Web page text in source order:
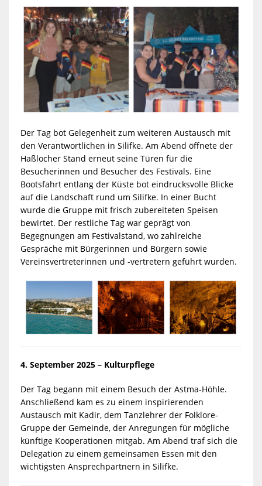
Der Tag bot Gelegenheit zum weiteren Austausch mit
den Verantwortlichen in Silifke. Am Abend öffnete der
Haßlocher Stand erneut seine Türen für die
Besucherinnen und Besucher des Festivals. Eine
Bootsfahrt entlang der Küste bot eindrucksvolle Blicke
auf die Landschaft rund um Silifke. In einer Bucht
wurde die Gruppe mit frisch zubereiteten Speisen
bewirtet. Der restliche Tag war geprägt von
Begegnungen am Festivalstand, wo zahlreiche
Gespräche mit Bürgerinnen und Bürgern sowie
Vereinsvertreterinnen und -vertretern geführt wurden.
4. September 2025 – Kulturpflege
Der Tag begann mit einem Besuch der Astma-Höhle.
Anschließend kam es zu einem inspirierenden
Austausch mit Kadir, dem Tanzlehrer der Folklore-
Gruppe der Gemeinde, der Anregungen für mögliche
künftige Kooperationen mitgab. Am Abend traf sich die
Delegation zu einem gemeinsamen Essen mit den
wichtigsten Ansprechpartnern in Silifke.